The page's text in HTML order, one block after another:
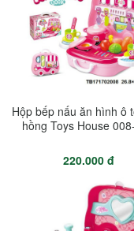
Hộp bếp nấu ăn hình ô
hồng Toys House
220.000 đ